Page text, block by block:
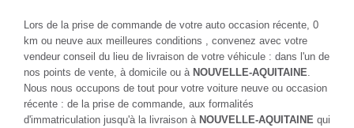
Lors de la prise de commande de votre auto occasion récente, 0
km ou neuve aux meilleures conditions , convenez avec votre
vendeur conseil du lieu de livraison de votre véhicule : dans l'un de
nos points de vente, à domicile ou à NOUVELLE-AQUITAINE
Nous nous occupons de tout pour votre voiture neuve ou occasion
récente : de la prise de commande, aux formalités
d'immatriculation jusqu'à la livraison à NOUVELLE-AQUITAINE qui